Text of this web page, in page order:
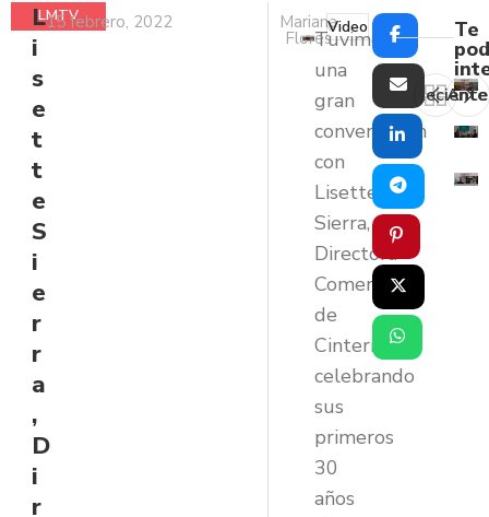
LMTV
ENTREVISTAS
L
i
s
e
t
t
e
S
i
e
r
r
a
,
D
i
r
15 febrero, 2022 Mariana
FloresTuvimos
una
gran
conversación
con
Lisette
Sierra,
Directora
Comercial
de
Cintermex,
celebrando
sus
primeros
30
años
Video
Reciente
Te